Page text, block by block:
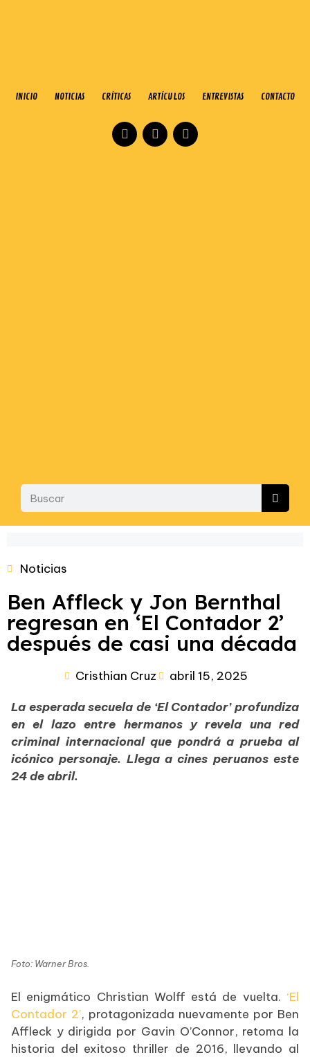
INICIO NOTICIAS CRÍTICAS ARTÍCULOS ENTREVISTAS CONTACTO
Noticias
Ben Affleck y Jon Bernthal
regresan en ‘El Contador 2’
después de casi una década
Cristhian Cruz abril 15, 2025
La esperada secuela de ‘El Contador’ profundiza
en el lazo entre hermanos y revela una red
criminal internacional que pondrá a prueba al
icónico personaje. Llega a cines peruanos este
24 de abril.
Foto: Warner Bros.
El enigmático Christian Wolff está de vuelta. ‘El
Contador 2’, protagonizada nuevamente por Ben
Affleck y dirigida por Gavin O’Connor, retoma la
historia del exitoso thriller de 2016, llevando al